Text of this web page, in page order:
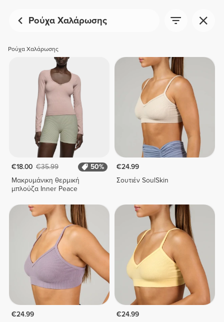
Ρούχα Χαλάρωσης
Ρούχα Χαλάρωσης
€18.00 €35.99
50%
Μακρυμάνικη θερμική
μπλούζα Inner Peace
€24.99
Σουτιέν SoulSkin
€24.99
€24.99